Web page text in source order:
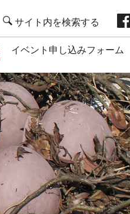
イベント申し込みフォーム